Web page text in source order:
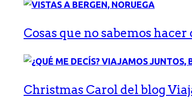
Cosas que no sabemos
Christmas Carol del blog